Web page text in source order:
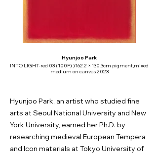
Hyunjoo Park
INTO LIGHT-red 03 (100F) )162.2 ×130.3cm pigment,mixed
medium on canvas 2023
Hyunjoo Park, an artist who studied fine
arts at Seoul National University and New
York University, earned her Ph.D. by
researching medieval European Tempera
and Icon materials at Tokyo University of